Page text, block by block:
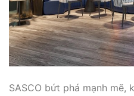
SASCO bứt phá mạnh mẽ,